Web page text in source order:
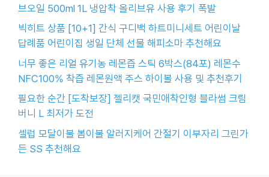
브오일 500ml 1L 냉압착 올리브유 사용 후기 폭발
빅히트 상품 [10+1] 간식 구디백 하트미니세트 어린이날
답례품 어린이집 생일 단체 선물 해피소마 추천해요
너무 좋은 리얼 유기농 레몬즙 스틱 6박스(84포) 레몬수
NFC100% 착즙 레몬원액 주스 하이볼 사용 및 추천후기
필요한 순간 [도착보장] 젤리캣 국민애착인형 블라썸 크림
버니 L 최저가 도전
셀럽 모달이불 봄이불 알러지케어 간절기 이부자리 그린가
든 SS 추천해요